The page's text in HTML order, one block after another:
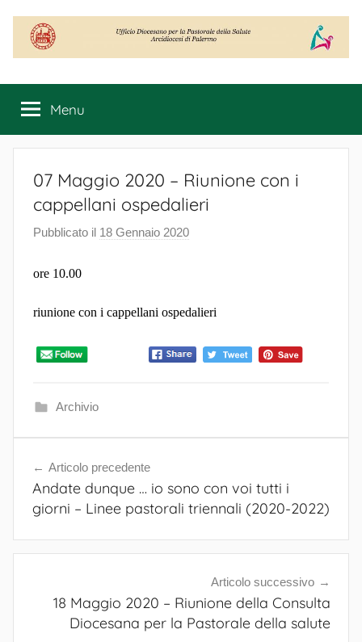
contenuto
per
Pastorale
Salute
Menu
07 Maggio 2020 – Riunione con i
cappellani ospedalieri
Pubblicato il 18 Gennaio 2020
l
t
s
o
r
ore 10.00
riunione con i cappellani ospedalieri
Archivio
Navigazione
articoli
Articolo precedente
Andate dunque … io sono con voi tutti i
giorni – Linee pastorali triennali (2020-2022)
Articolo successivo
18 Maggio 2020 – Riunione della Consulta
Diocesana per la Pastorale della salute